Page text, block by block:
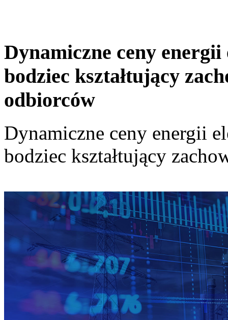
Dynamiczne ceny
bodziec kształtujący
odbiorców
Dynamiczne ceny energii
bodziec kształtujący